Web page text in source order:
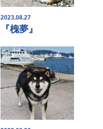
2023.08.27
『槐夢』